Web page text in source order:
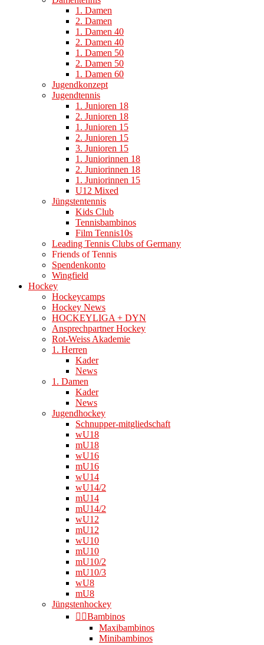
1. Damen
2. Damen
1. Damen 40
2. Damen 40
1. Damen 50
2. Damen 50
1. Damen 60
Jugendkonzept
Jugendtennis
1. Junioren 18
2. Junioren 18
1. Junioren 15
2. Junioren 15
3. Junioren 15
1. Juniorinnen 18
2. Juniorinnen 18
1. Juniorinnen 15
U12 Mixed
Jüngstentennis
Kids Club
Tennisbambinos
Film Tennis10s
Leading Tennis Clubs of Germany
Friends of Tennis
Spendenkonto
Wingfield
Hockey
Hockeycamps
Hockey News
HOCKEYLIGA + DYN
Ansprechpartner Hockey
Rot-Weiss Akademie
1. Herren
Kader
News
1. Damen
Kader
News
Jugendhockey
Schnupper-mitgliedschaft
wU18
mU18
wU16
mU16
wU14
wU14/2
mU14
mU14/2
wU12
mU12
wU10
mU10
mU10/2
mU10/3
wU8
mU8
Jüngstenhockey
👉🏻Bambinos
Maxibambinos
Minibambinos